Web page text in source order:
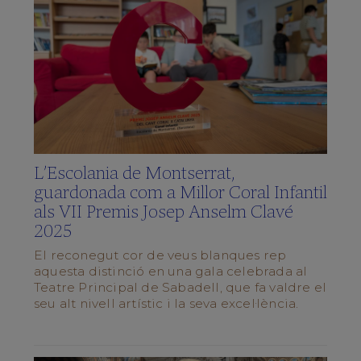
Què
vols
saber?
(FAQS)
Galeria
multimèdia
SCHOLA
El
Director
La
Schola
Cantorum
Repertori
Forma’n
part
L’Escolania de Montserrat,
guardonada com a Millor Coral Infantil
als VII Premis Josep Anselm Clavé
2025
El reconegut cor de veus blanques rep
aquesta distinció en una gala celebrada al
Teatre Principal de Sabadell, que fa valdre el
seu alt nivell artístic i la seva excel·lència.